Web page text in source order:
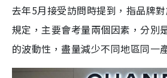
去年5月接受訪問時提到，指品牌
規定，主要會考量兩個因素，分別
的波動性，盡量減少不同地區同一